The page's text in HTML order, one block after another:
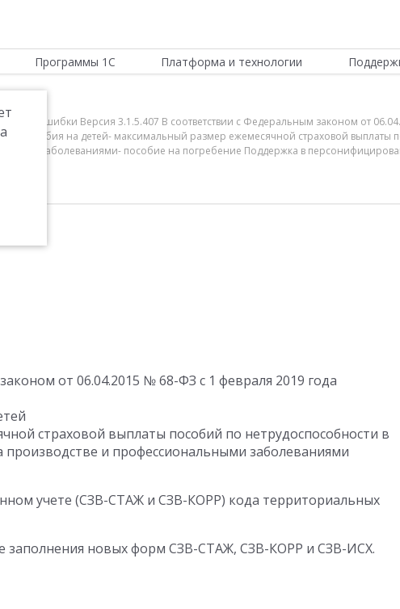
Программы 1С Платформа и технологии
ошибки Версия 3.1.5.407 В соответствии с Федеральным законом от
пособия на детей- максимальный размер ежемесячной страховой выплаты
заболеваниями- пособие на погребение Поддержка в
от 06.04.2015 № 68-ФЗ с 1 февраля 2019 года
страховой выплаты пособий по нетрудоспособности в
производстве и профессиональными заболеваниями
учете (СЗВ-СТАЖ и СЗВ-КОРР) кода территориальных
заполнения новых форм СЗВ-СТАЖ, СЗВ-КОРР и СЗВ-ИСХ.